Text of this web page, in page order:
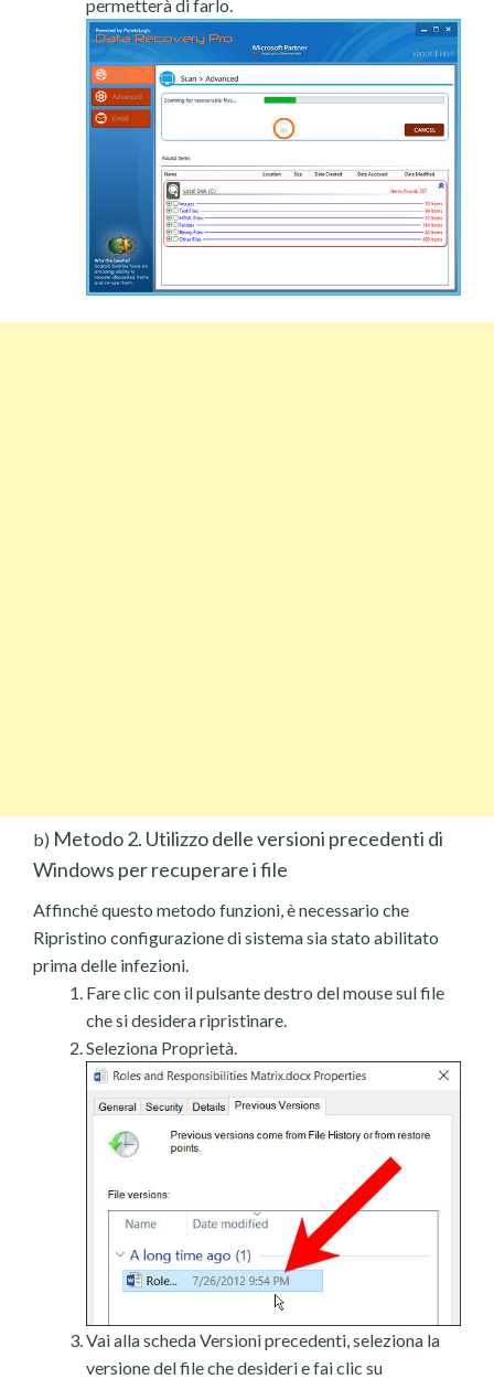
permetterà di farlo.
b) Metodo 2. Utilizzo delle versioni precedenti di
Windows per recuperare i file
Affinché questo metodo funzioni, è necessario che
Ripristino configurazione di sistema sia stato abilitato
prima delle infezioni.
Fare clic con il pulsante destro del mouse sul file
che si desidera ripristinare.
Seleziona Proprietà.
Vai alla scheda Versioni precedenti, seleziona la
versione del file che desideri e fai clic su